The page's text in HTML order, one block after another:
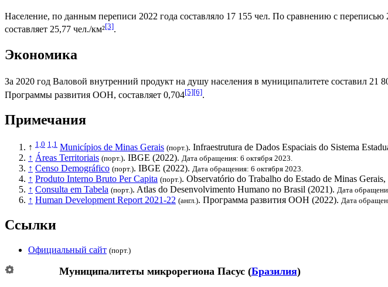
Население, по данным переписи 2022 года составляло 17 155 чел. По сравнению с переписью
составляет 25,77 чел./км²[3].
Экономика
За 2020 год Валовой внутренний продукт на душу населения в муниципалитете составил 21
Программы развития ООН, составляет 0,704[5][6].
Примечания
↑ 1,0 1,1 Municípios de Minas Gerais (порт.). Infraestrutura de Dados Espaciais do Sistema
↑ Áreas Territoriais (порт.). IBGE (2022). Дата обращения: 6 октября 2023.
↑ Censo Demográfico (порт.). IBGE (2022). Дата обращения: 6 октября 2023.
↑ Produto Interno Bruto Per Capita (порт.). Observatório do Trabalho do Estado de Minas
↑ Consulta em Tabela (порт.). Atlas do Desenvolvimento Humano no Brasil (2021). Дата
↑ Human Development Report 2021-22 (англ.). Программа развития ООН (2022). Дата
Ссылки
Официальный сайт (порт.)
Муниципалитеты микрорегиона Пасус(Бразилия)